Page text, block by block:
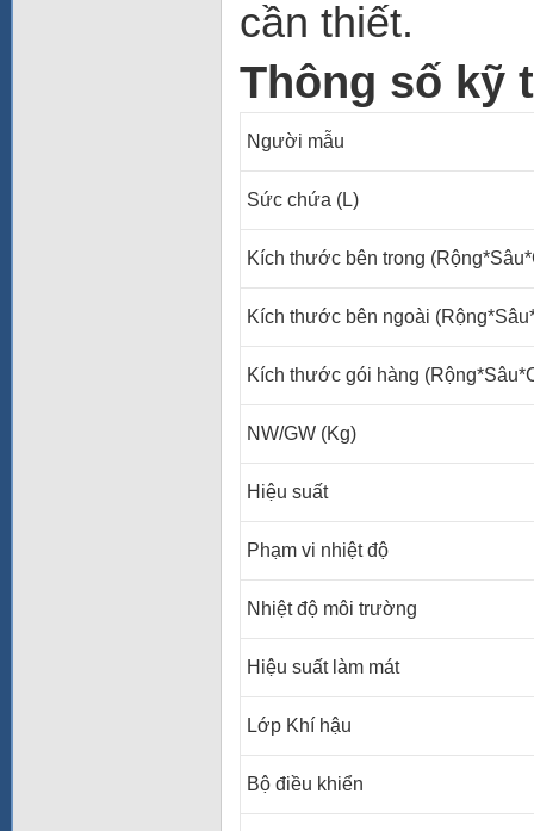
cần thiết.
Thông số kỹ
Người mẫu
Sức chứa (L)
Kích thước bên trong
Kích thước bên ngoài
Kích thước gói hàng
NW/GW (Kg)
Hiệu suất
Phạm vi nhiệt độ
Nhiệt độ môi trường
Hiệu suất làm mát
Lớp Khí hậu
Bộ điều khiển